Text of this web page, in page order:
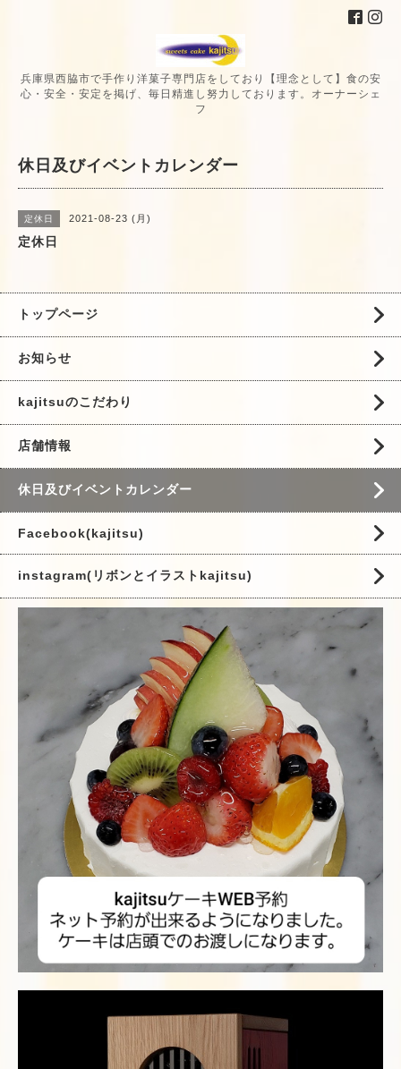
兵庫県西脇市で手作り洋菓子専門店をしており【理念として】食の安
心・安全・安定を掲げ、毎日精進し努力しております。オーナーシェ
フ
休日及びイベントカレンダー
定休日 2021-08-23 (月)
定休日
トップページ
お知らせ
kajitsuのこだわり
店舗情報
休日及びイベントカレンダー
Facebook(kajitsu)
instagram(リボンとイラストkajitsu)